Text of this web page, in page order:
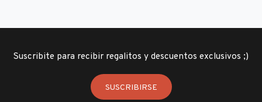
Suscribite para recibir regalitos y descuentos exclusivos ;)
SUSCRIBIRSE